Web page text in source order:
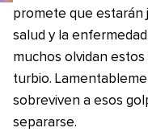
promete que estarán
salud y la
muchos olvidan
turbio.
sobreviven a esos
separarse.